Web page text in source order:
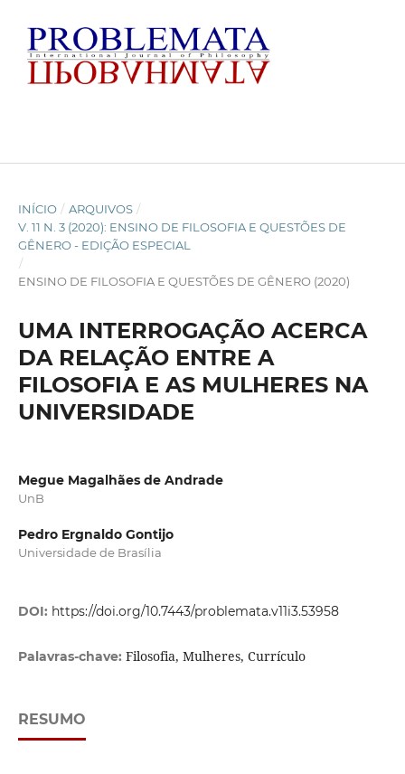
INÍCIO / ARQUIVOS /
V. 11 N. 3 (2020): ENSINO DE FILOSOFIA E QUESTÕES DE
GÊNERO - EDIÇÃO ESPECIAL
/
ENSINO DE FILOSOFIA E QUESTÕES DE GÊNERO (2020)
UMA INTERROGAÇÃO ACERCA
DA RELAÇÃO ENTRE A
FILOSOFIA E AS MULHERES NA
UNIVERSIDADE
Megue Magalhães de Andrade
UnB
Pedro Ergnaldo Gontijo
Universidade de Brasília
DOI: https://doi.org/10.7443/problemata.v11i3.53958
Palavras-chave: Filosofia, Mulheres, Currículo
RESUMO